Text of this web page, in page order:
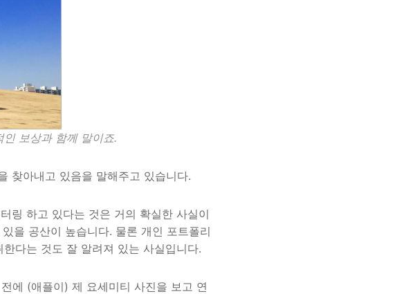
보상과 함께 말이죠.
찾아내고 있음을 말해주고 있습니다.
링 하고 있다는 것은 거의 확실한 사실이
을 공산이 높습니다. 물론 개인 포트폴리
다는 것도 잘 알려져 있는 사실입니다.
에 (애플이) 제 요세미티 사진을 보고 연